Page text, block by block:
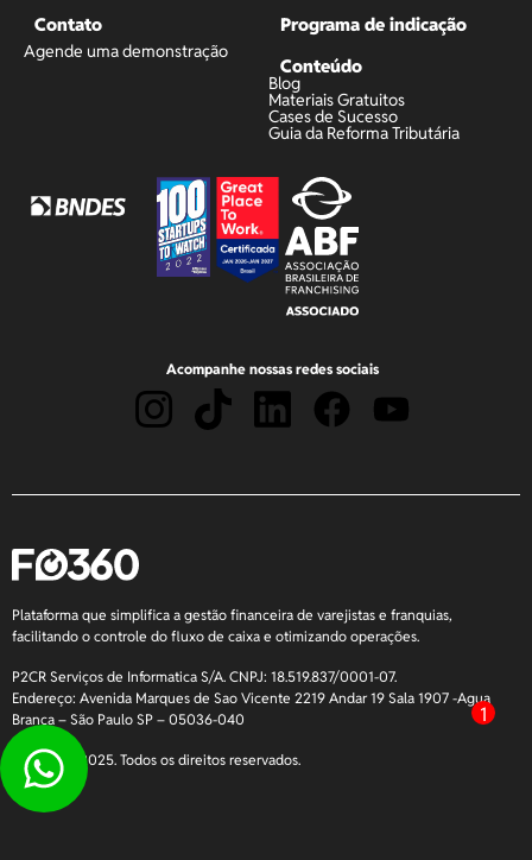
Contato
Agende uma demonstração
Programa de indicação
Conteúdo
Blog
Materiais Gratuitos
Cases de Sucesso
Guia da Reforma Tributária
Acompanhe nossas redes sociais
Plataforma que simplifica a gestão financeira de varejistas e franquias,
facilitando o controle do fluxo de caixa e otimizando operações.
P2CR Serviços de Informatica S/A. CNPJ: 18.519.837/0001-07.
Endereço: Avenida Marques de Sao Vicente 2219 Andar 19 Sala 1907 -Agua
Branca – São Paulo SP – 05036-040
Copyright 2025. Todos os direitos reservados.
1